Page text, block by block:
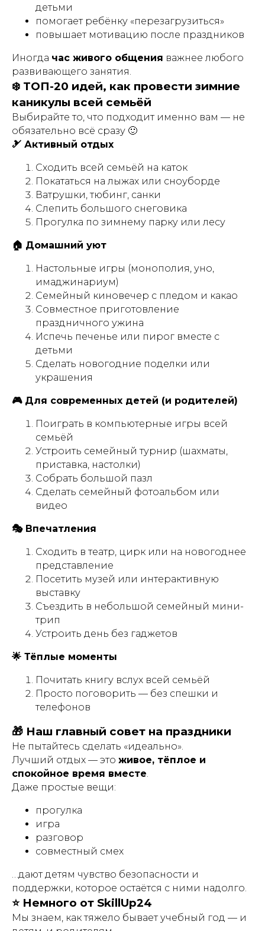
детьми
помогает ребёнку «перезагрузиться»
повышает мотивацию после праздников
Иногда час живого общения важнее любого
развивающего занятия.
❄️ ТОП-20 идей, как провести зимние
каникулы всей семьёй
Выбирайте то, что подходит именно вам — не
обязательно всё сразу 🙂
🎿 Активный отдых
Сходить всей семьёй на каток
Покататься на лыжах или сноуборде
Ватрушки, тюбинг, санки
Слепить большого снеговика
Прогулка по зимнему парку или лесу
🏠 Домашний уют
Настольные игры (монополия, уно,
имаджинариум)
Семейный киновечер с пледом и какао
Совместное приготовление
праздничного ужина
Испечь печенье или пирог вместе с
детьми
Сделать новогодние поделки или
украшения
🎮 Для современных детей (и родителей)
Поиграть в компьютерные игры всей
семьёй
Устроить семейный турнир (шахматы,
приставка, настолки)
Собрать большой пазл
Сделать семейный фотоальбом или
видео
🎭 Впечатления
Сходить в театр, цирк или на новогоднее
представление
Посетить музей или интерактивную
выставку
Съездить в небольшой семейный мини-
трип
Устроить день без гаджетов
🌟 Тёплые моменты
Почитать книгу вслух всей семьёй
Просто поговорить — без спешки и
телефонов
🎁 Наш главный совет на праздники
Не пытайтесь сделать «идеально».
Лучший отдых — это живое, тёплое и
спокойное время вместе.
Даже простые вещи:
прогулка
игра
разговор
совместный смех
…дают детям чувство безопасности и
поддержки, которое остаётся с ними надолго.
⭐ Немного от SkillUp24
Мы знаем, как тяжело бывает учебный год — и